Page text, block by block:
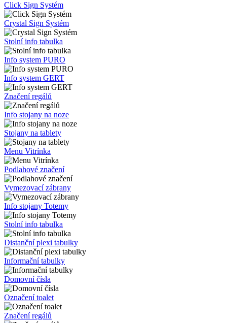
Click Sign Systém
Crystal Sign Systém
Stolní info tabulka
Info system PURO
Info system GERT
Značení regálů
Info stojany na noze
Stojany na tablety
Menu Vitrínka
Podlahové značení
Vymezovací zábrany
Info stojany Totemy
Stolní info tabulka
Distanční plexi tabulky
Informační tabulky
Domovní čísla
Označení toalet
Značení regálů